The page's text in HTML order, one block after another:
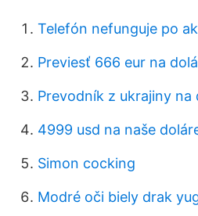
Telefón nefunguje po
Previesť 666 eur na
Prevodník z ukrajiny na
4999 usd na naše
Simon cocking
Modré oči biely drak